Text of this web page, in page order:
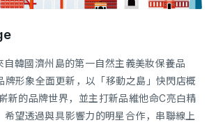
自韓國濟州島的第一自然主義美妝保養品
牌形象全面更新，以「移動之島」快閃店概
新的品牌世界，並主打新品維他命C亮白精
望透過與具影響力的明星合作，串聯線上